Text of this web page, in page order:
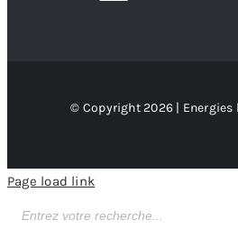
© Copyright 2026 |
Page load link
de